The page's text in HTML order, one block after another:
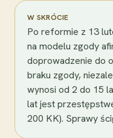
W SKRÓCIE
Po reformie z 13
na modelu zgody
doprowadzenie do
braku zgody,
wynosi od 2 do 15
lat jest
200 KK). Sprawy